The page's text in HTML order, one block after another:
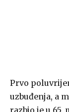
Prvo
uzbuđenja, a